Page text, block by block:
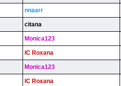
nnaarr
citana
Monica123
lC Roxana
Monica123
lC Roxana